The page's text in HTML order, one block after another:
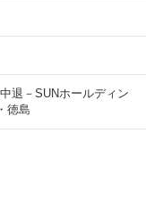
退－SUNホールディン
徳島